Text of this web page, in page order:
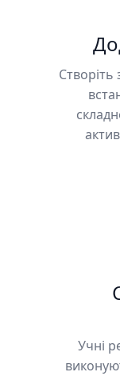
Учні